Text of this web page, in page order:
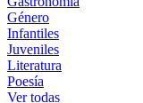
Género
Infantiles
Juveniles
Literatura
Poesía
Ver todas